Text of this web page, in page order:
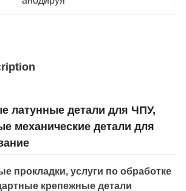
латунные детали для ЧПУ,
механические детали для
прокладки, услуги по обработке
крепежные детали